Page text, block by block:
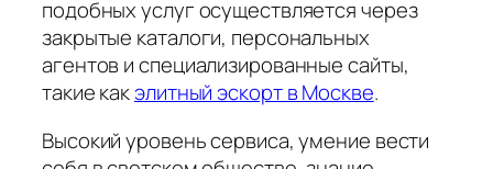
подобных услуг осуществляется через
закрытые каталоги, персональных
агентов и специализированные сайты,
такие какэлитный эскорт в Москве.
Высокий уровень сервиса, умение вести